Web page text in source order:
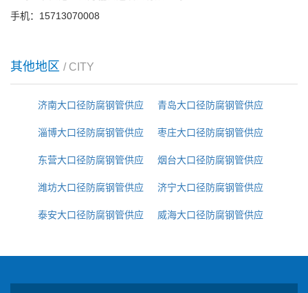
手机：15713070008
其他地区 / CITY
济南大口径防腐钢管供应 青岛大口径防腐钢管供应
淄博大口径防腐钢管供应 枣庄大口径防腐钢管供应
东营大口径防腐钢管供应 烟台大口径防腐钢管供应
潍坊大口径防腐钢管供应 济宁大口径防腐钢管供应
泰安大口径防腐钢管供应 威海大口径防腐钢管供应